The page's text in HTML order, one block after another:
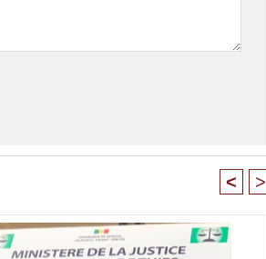
< >